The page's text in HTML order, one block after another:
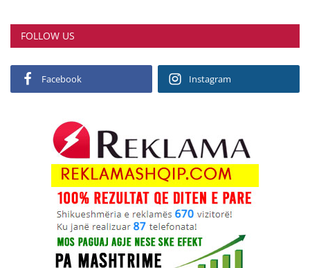
FOLLOW US
Facebook Instagram